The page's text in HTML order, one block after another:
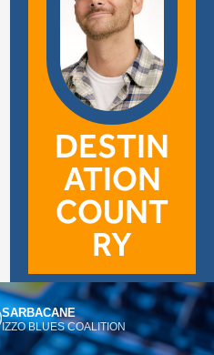
SARBACANE
IZZO BLUES COALITION